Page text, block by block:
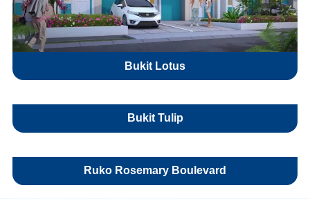
Bukit Lotus
Bukit Tulip
Ruko Rosemary Boulevard